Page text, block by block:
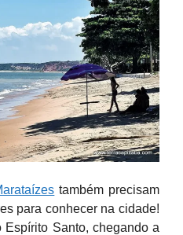
também precisam
para conhecer na cidade!
Santo, chegando a